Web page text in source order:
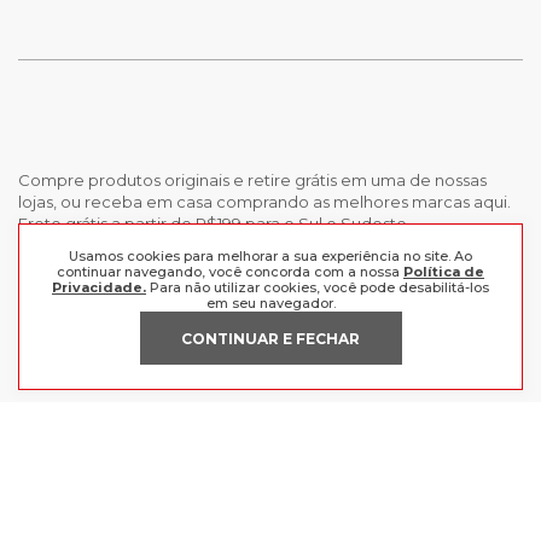
Usamos cookies para melhorar a sua experiência no site. Ao
continuar navegando, você concorda com a nossa Política de
Privacidade. Para não utilizar cookies, você pode desabilitá-los
em seu navegador.
CONTINUAR E FECHAR
Compre produtos originais e retire grátis em uma de nossas
lojas, ou receba em casa comprando as melhores marcas aqui.
Frete grátis a partir de R$199 para o Sul e Sudeste.
INSTITUCIONAL
Trabalhe Conosco
Política de Privacidade